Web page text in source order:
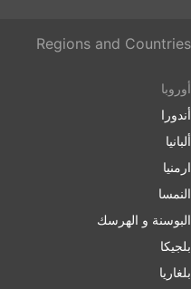
Regions and Countries
أوروبا
أندورا
ألبانيا
ارمنیا
النمسا
البوسنة و الهرسك
بلجيكا
بلغاریا